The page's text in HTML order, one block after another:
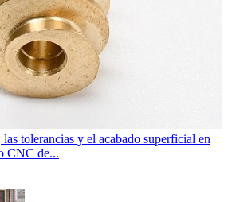
tolerancias y el acabado superficial en
CNC de...